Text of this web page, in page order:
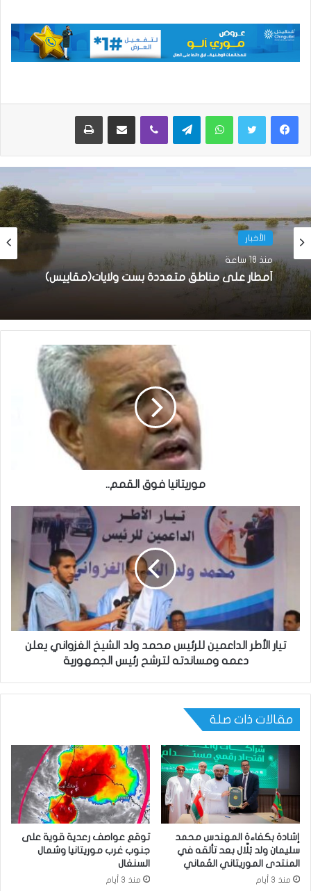
واتساب تيلقرام ڤايبر مشاركة عبر البريد طباعة
الأخبار
منذ 18 ساعة
الأخبار
منذ 20 ساعة
المتفوقين في المسابقات الوطنية
موريتانيا فوق القمم..
تيار الأطر الداعمين للرئيس محمد ولد الشيخ الغزواني يعلن
دعمه ومساندته لترشح رئيس الجمهورية
مقالات ذات صلة
إشادة بكفاءة المهندس محمد
سليمان ولد بَلَّال بعد تألقه في
المنتدى الموريتاني العُماني
منذ 3 أيام
توقع عواصف رعدية قوية على
جنوب غرب موريتانيا وشمال
السنغال
منذ 3 أيام